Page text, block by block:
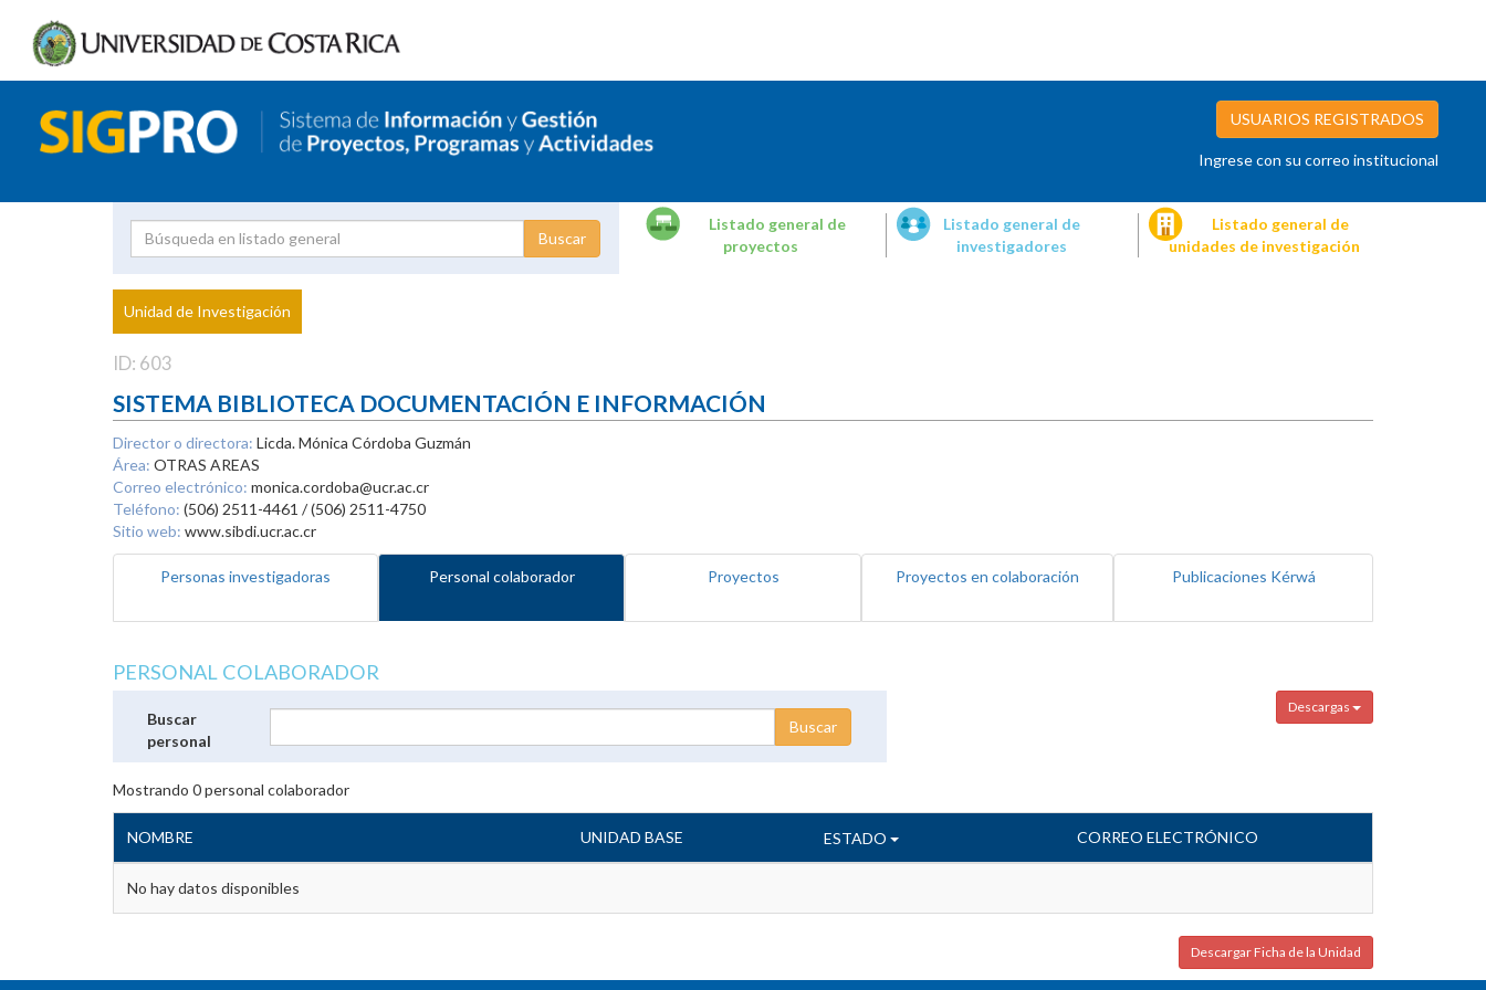
USUARIOS REGISTRADOS
Ingrese con su correo institucional
Proyecto
Investigador
Listado general de
proyectos
Listado general de
investigadores
Listado general de
unidades de investigación
Unidad de Investigación
ID: 603
SISTEMA BIBLIOTECA DOCUMENTACIÓN E INFORMACIÓN
Director o directora: Licda. Mónica Córdoba Guzmán
Área: OTRAS AREAS
Correo electrónico: monica.cordoba@ucr.ac.cr
Teléfono: (506) 2511-4461 / (506) 2511-4750
Sitio web: www.sibdi.ucr.ac.cr
Personas investigadoras Personal colaborador Proyectos Proyectos en colaboración Publicaciones Kérwá
PERSONAL COLABORADOR
Descargas
Buscar
personal
Mostrando 0personal colaborador
NOMBRE UNIDAD BASE ESTADO CORREO ELECTRÓNICO
No hay datos disponibles
Descargar Ficha de la Unidad